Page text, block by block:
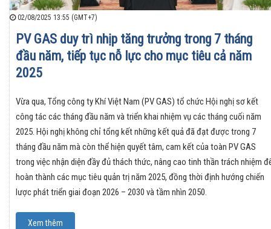
02/08/2025 13:55 (GMT+7)
PV GAS duy trì nhịp tăng trưởng trong 7 tháng
đầu năm, tiếp tục nỗ lực cho mục tiêu cả năm
2025
Vừa qua, Tổng công ty Khí Việt Nam (PV GAS) tổ chức Hội nghị sơ kết
công tác các tháng đầu năm và triển khai nhiệm vụ các tháng cuối năm
2025. Hội nghị không chỉ tổng kết những kết quả đã đạt được trong 7
tháng đầu năm mà còn thể hiện quyết tâm, cam kết của toàn PV GAS
trong việc nhận diện đầy đủ thách thức, nâng cao tinh thần trách nhiệm
hoàn thành các mục tiêu quản trị năm 2025, đồng thời định hướng chiến
lược phát triển giai đoạn 2026 – 2030 và tầm nhìn 2050.
Xem thêm